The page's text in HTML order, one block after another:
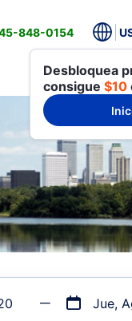
848-0154
Desbloquea
consigue $10
Jue,